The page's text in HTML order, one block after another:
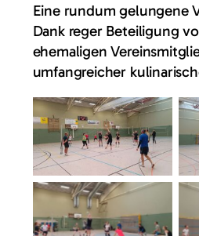
Eine rundum gelungene
Dank reger Beteiligung
ehemaligen
umfangreicher